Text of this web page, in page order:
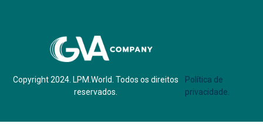
Copyright 2024. LPM.World. Todos os direitos
reservados.
Política de
privacidade.